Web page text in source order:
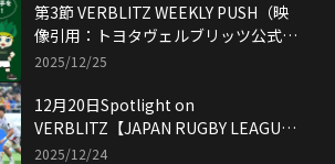
第3節 VERBLITZ WEEKLY PUSH（映
像引用：トヨタヴェルブリッツ公式
YouTubeチャンネル）
2025/12/25
12月20日Spotlight on
VERBLITZ【JAPAN RUGBY LEAGUE
ONE】映像引用：トヨタヴェルブリッ
2025/12/24